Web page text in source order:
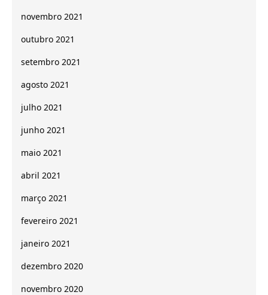
novembro 2021
outubro 2021
setembro 2021
agosto 2021
julho 2021
junho 2021
maio 2021
abril 2021
março 2021
fevereiro 2021
janeiro 2021
dezembro 2020
novembro 2020